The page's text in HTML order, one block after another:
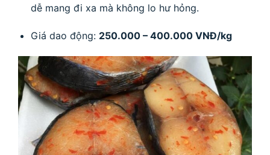
dễ mang đi xa mà không lo hư hỏng.
Giá dao động: 250.000 – 400.000 VNĐ/kg